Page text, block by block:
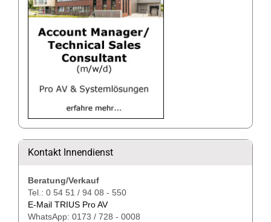
Kontakt Innendienst
Beratung/Verkauf
Tel.: 0 54 51 / 94 08 - 550
E-Mail TRIUS Pro AV
WhatsApp: 0173 / 728 - 0008